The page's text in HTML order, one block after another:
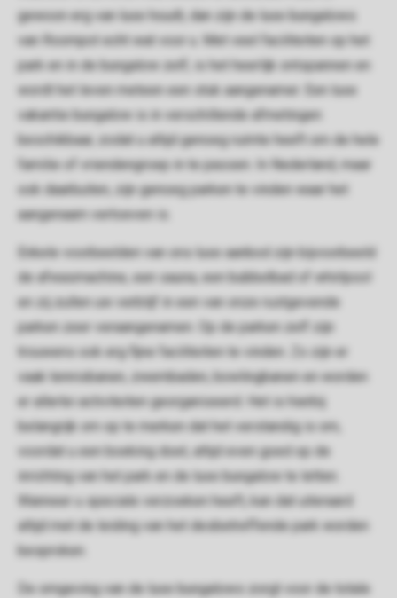
gewoon erg van luxe houdt, dan zijn de luxe bungalows
van Roompot echt wat voor u. Met veel faciliteiten op het
park en in de bungalow zelf, is het heerlijk ontspannen en
wordt het leven meteen een stuk aangenamer. Een luxe
vakantie bungalow is in verschillende afmetingen
beschikbaar, zodat u altijd genoeg ruimte heeft om de hele
familie of vriendengroep in te passen. In Nederland, maar
ook daarbuiten, zijn genoeg parken te vinden waar het
aangenaam vertoeven is.
Enkele voorbeelden van ons luxe aanbod zijn bijvoorbeeld
de afwasmachine, een sauna, een bubbelbad of whirlpool
en zij zullen uw verblijf in een van onze rustgevende
parken zeer veraangenamen. Op de parken zelf zijn
trouwens ook erg fijne faciliteiten te vinden. Zo zijn er
vaak tennisbanen, zwembaden, bowlingbanen en worden
er allerlei activiteiten georganiseerd. Het is hierbij
belangrijk om op te merken dat het verstandig is om,
voordat u een boeking doet, altijd even goed op de
inrichting van het park en de luxe bungalow te letten.
Wanneer u speciale verzoeken heeft, kan dat uiteraard
altijd met de leiding van het desbetreffende park worden
besproken.
De omgeving van de luxe bungalows zorgt voor de totale